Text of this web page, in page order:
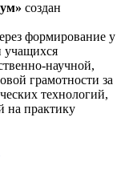
создан
формирование у
учащихся
научной,
грамотности за
технологий,
на практику